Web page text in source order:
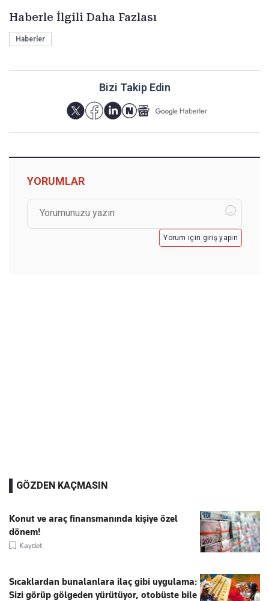
Haberle İlgili Daha Fazlası
Haberler
Bizi Takip Edin
YORUMLAR
Yorum için giriş yapın
GÖZDEN KAÇMASIN
Konut ve araç finansmanında kişiye özel
dönem!
Kaydet
Sıcaklardan bunalanlara ilaç gibi uygulama:
Sizi görüp gölgeden yürütüyor, otobüste bile